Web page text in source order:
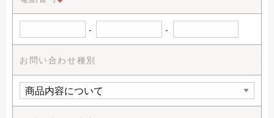
- -
お問い合わせ種別